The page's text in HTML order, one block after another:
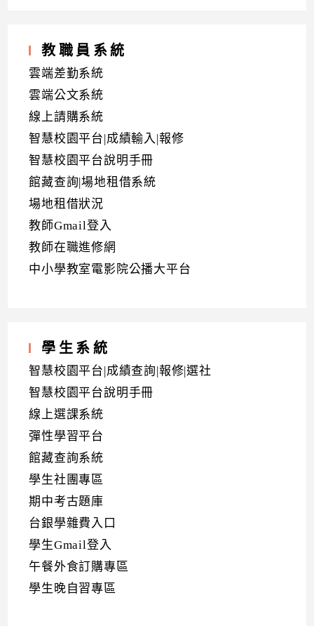
教職員系統
雲端差勤系統
雲端公文系統
線上請購系統
智慧校園平台|成績輸入|報修
智慧校園平台說明手冊
館藏查詢|場地租借系統
場地租借狀況
教師Gmail登入
教師在職進修網
中小學教室電影院公播大平台
學生系統
智慧校園平台|成績查詢|報修|選社
智慧校園平台說明手冊
線上選課系統
彈性學習平台
館藏查詢系統
學生社團專區
期中考古題庫
台銀學雜費入口
學生Gmail登入
午餐外食訂購專區
學生晚自習專區